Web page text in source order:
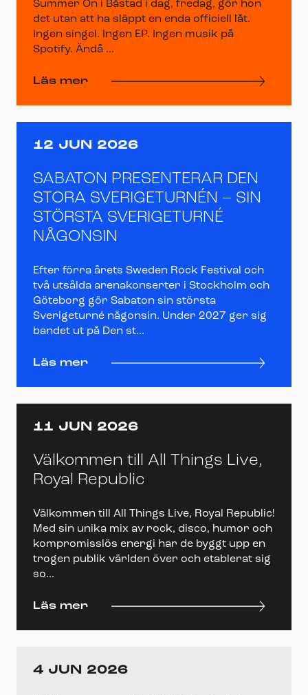
Summer On i Båstad i dag, fredag, gör hon
det utan att ha släppt en enda officiell låt.
Ingen singel. Ingen EP. Ingen musik på
Spotify. Ändå ...
Läs mer
12 JUN 2026
SABATON PRESENTERAR DEN
STORA SVERIGETURNÉN – SIN
STÖRSTA SVERIGETURNÉ
NÅGONSIN
Efter förra årets Sweden Rock Festival och
två utsålda arenakonserter i Stockholm och
Göteborg gör Sabaton sin största
Sverigeturné någonsin. Under 2027 ger sig
bandet ut på Den st...
Läs mer
11 JUN 2026
Välkommen till All Things Live,
Royal Republic
Välkommen till All Things Live, Royal Republic!
Med sin unika mix av rock, disco, humor och
kompromisslös energi har de byggt upp en
trogen publik världen över och etablerat sig
so...
Läs mer
4 JUN 2026